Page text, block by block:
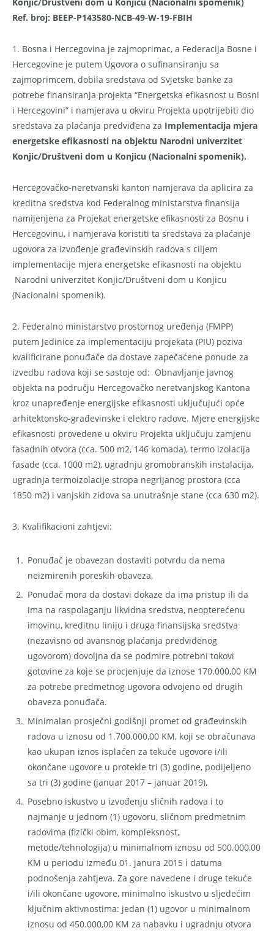
Ref. broj: BEEP-P143580-NCB-49-W-19-FBIH
1. Bosna i Hercegovina je zajmoprimac, a Federacija Bosne i
Hercegovine je putem Ugovora o sufinansiranju sa
zajmoprimcem, dobila sredstava od Svjetske banke za
potrebe finansiranja projekta “Energetska efikasnost u Bosni
i Hercegovini” i namjerava u okviru Projekta upotrijebiti dio
sredstava za plaćanja predviđena za Implementacija mjera
energetske efikasnosti na objektu Narodni univerzitet
Konjic/Društveni dom u Konjicu (Nacionalni spomenik).
Hercegovačko-neretvanski kanton namjerava da aplicira za
kreditna sredstva kod Federalnog ministarstva finansija
namijenjena za Projekat energetske efikasnosti za Bosnu i
Hercegovinu, i namjerava koristiti ta sredstava za plaćanje
ugovora za izvođenje građevinskih radova s ciljem
implementacije mjera energetske efikasnosti na objektu
Narodni univerzitet Konjic/Društveni dom u Konjicu
(Nacionalni spomenik).
2. Federalno ministarstvo prostornog uređenja (FMPP)
putem Jedinice za implementaciju projekata (PIU) poziva
kvalificirane ponuđače da dostave zapečaćene ponude za
izvedbu radova koji se sastoje od: Obnavljanje javnog
objekta na području Hercegovačko neretvanjskog Kantona
kroz unapređenje energijske efikasnosti uključujući opće
arhitektonsko-građevinske i elektro radove. Mjere energijske
efikasnosti provedene u okviru Projekta uključuju zamjenu
fasadnih otvora (cca. 500 m2, 146 komada), termo izolacija
fasade (cca. 1000 m2), ugradnju gromobranskih instalacija,
ugradnja termoizolacije stropa negrijanog prostora (cca
1850 m2) i vanjskih zidova sa unutrašnje stane (cca 630 m2).
3. Kvalifikacioni zahtjevi:
Ponuđač je obavezan dostaviti potvrdu da nema
neizmirenih poreskih obaveza,
Ponuđač mora da dostavi dokaze da ima pristup ili da
ima na raspolaganju likvidna sredstva, neopterećenu
imovinu, kreditnu liniju i druga finansijska sredstva
(nezavisno od avansnog plaćanja predviđenog
ugovorom) dovoljna da se podmire potrebni tokovi
gotovine za koje se procjenjuje da iznose 170.000,00 KM
za potrebe predmetnog ugovora odvojeno od drugih
obaveza ponuđača.
Minimalan prosječni godišnji promet od građevinskih
radova u iznosu od 1.700.000,00 KM, koji se obračunava
kao ukupan iznos isplaćen za tekuće ugovore i/ili
okončane ugovore u protekle tri (3) godine, podijeljeno
sa tri (3) godine (januar 2017 – januar 2019),
Posebno iskustvo u izvođenju sličnih radova i to
najmanje u jednom (1) ugovoru, sličnom predmetnim
radovima (fizički obim, kompleksnost,
metode/tehnologija) u minimalnom iznosu od 500.000,00
KM u periodu između 01. janura 2015 i datuma
podnošenja zahtjeva. Za gore navedene i druge tekuće
i/ili okončane ugovore, minimalno iskustvo u sljedećim
ključnim aktivnostima: jedan (1) ugovor u minimalnom
iznosu od 450.000,00 KM za nabavku i ugradnju otvora